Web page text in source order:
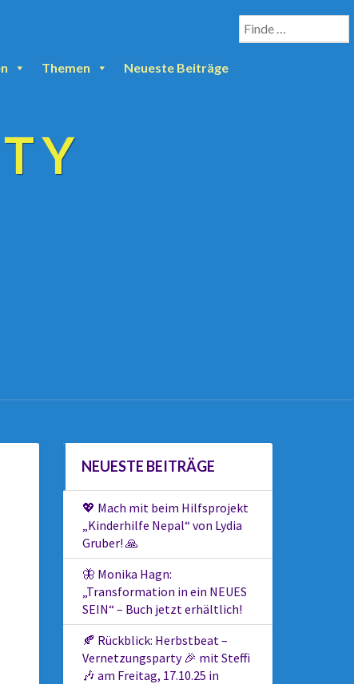
Themen
Neueste Beiträge
NEUESTE BEITRÄGE
💖 Mach mit beim Hilfsprojekt
„Kinderhilfe Nepal“ von Lydia
Gruber! 🙏
🦋 Monika Hagn:
„Transformation in ein NEUES
SEIN“ – Buch jetzt erhältlich!
🍂 Rückblick: Herbstbeat –
Vernetzungsparty 🎉 mit Steffi
🎶 am Freitag, 17.10.25 in